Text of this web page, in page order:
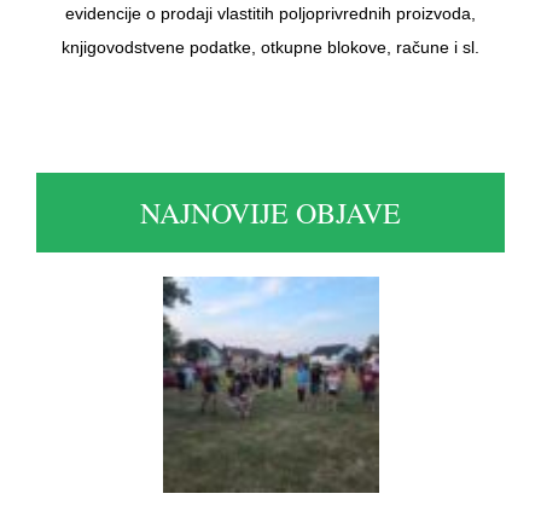
evidencije o prodaji vlastitih poljoprivrednih proizvoda,
knjigovodstvene podatke, otkupne blokove, račune i sl.
NAJNOVIJE OBJAVE